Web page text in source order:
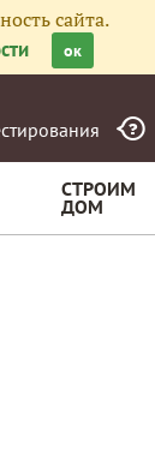
сайта.
ок
СТРОИМ
ДОМ